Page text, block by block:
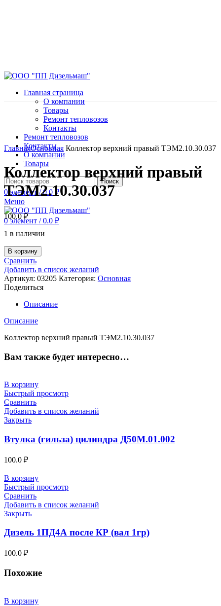
Главная страница
О компании
Товары
Ремонт тепловозов
Контакты
Ремонт тепловозов
Контакты
О компании
Товары
Поиск
0 элемент / 0.0 ₽
Меню
0элемент / 0.0 ₽
Нажмите, чтобы увеличить
ГлавнаяОсновная Коллектор верхний правый ТЭМ2.10.30.037
Коллектор верхний правый
ТЭМ2.10.30.037
100.0₽
1 в наличии
В корзину
Сравнить
Добавить в список желаний
Артикул: 03205 Категория: Основная
Поделиться
Описание
Описание
Коллектор верхний правый ТЭМ2.10.30.037
Вам также будет интересно…
В корзину
Быстрый просмотр
Сравнить
Добавить в список желаний
Закрыть
Втулка (гильза) цилиндра Д50М.01.002
100.0 ₽
В корзину
Быстрый просмотр
Сравнить
Добавить в список желаний
Закрыть
Дизель 1ПД4А после КР (вал 1гр)
100.0 ₽
Похожие
В корзину